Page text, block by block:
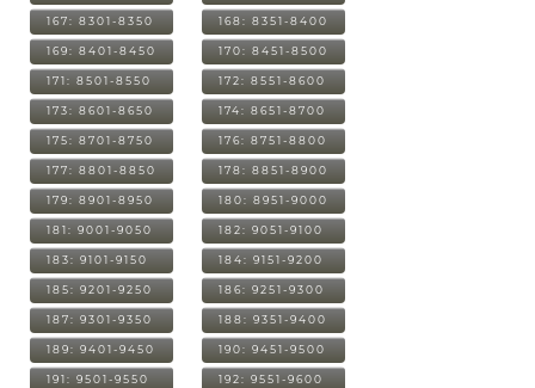
167: 8301-8350 168: 8351-8400
169: 8401-8450 170: 8451-8500
171: 8501-8550 172: 8551-8600
173: 8601-8650 174: 8651-8700
175: 8701-8750 176: 8751-8800
177: 8801-8850 178: 8851-8900
179: 8901-8950 180: 8951-9000
181: 9001-9050 182: 9051-9100
183: 9101-9150 184: 9151-9200
185: 9201-9250 186: 9251-9300
187: 9301-9350 188: 9351-9400
189: 9401-9450 190: 9451-9500
191: 9501-9550 192: 9551-9600